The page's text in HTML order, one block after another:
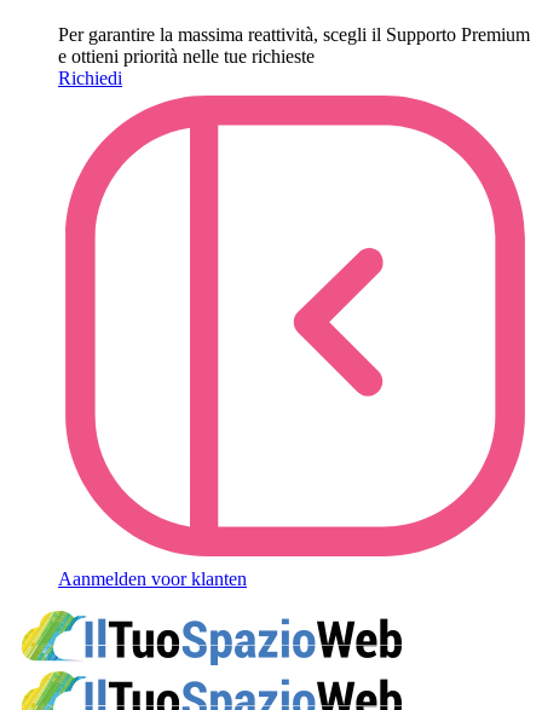
Per garantire la massima reattività, scegli il Supporto Premium
e ottieni priorità nelle tue richieste
Richiedi
Aanmelden voor klanten